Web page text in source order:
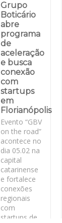
Grupo
Boticário
abre
programa
de
aceleração
e busca
conexão
com
startups
em
Florianópolis
Evento “GBV
on the road”
acontece no
dia 05.02 na
capital
catarinense
e fortalece
conexões
regionais
com
startups de